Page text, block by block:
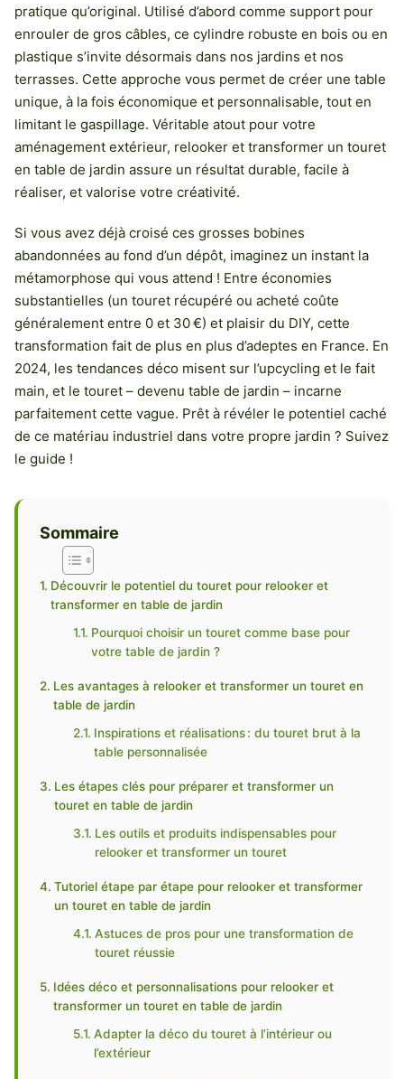
pratique qu’original. Utilisé d’abord comme support pour
enrouler de gros câbles, ce cylindre robuste en bois ou en
plastique s’invite désormais dans nos jardins et nos
terrasses. Cette approche vous permet de créer une table
unique, à la fois économique et personnalisable, tout en
limitant le gaspillage. Véritable atout pour votre
aménagement extérieur, relooker et transformer un touret
en table de jardin assure un résultat durable, facile à
réaliser, et valorise votre créativité.
Si vous avez déjà croisé ces grosses bobines
abandonnées au fond d’un dépôt, imaginez un instant la
métamorphose qui vous attend ! Entre économies
substantielles (un touret récupéré ou acheté coûte
généralement entre 0 et 30 €) et plaisir du DIY, cette
transformation fait de plus en plus d’adeptes en France. En
2024, les tendances déco misent sur l’upcycling et le fait
main, et le touret – devenu table de jardin – incarne
parfaitement cette vague. Prêt à révéler le potentiel caché
de ce matériau industriel dans votre propre jardin ? Suivez
le guide !
Sommaire
Découvrir le potentiel du touret pour relooker et
transformer en table de jardin
Pourquoi choisir un touret comme base pour
votre table de jardin ?
Les avantages à relooker et transformer un touret en
table de jardin
Inspirations et réalisations : du touret brut à la
table personnalisée
Les étapes clés pour préparer et transformer un
touret en table de jardin
Les outils et produits indispensables pour
relooker et transformer un touret
Tutoriel étape par étape pour relooker et transformer
un touret en table de jardin
Astuces de pros pour une transformation de
touret réussie
Idées déco et personnalisations pour relooker et
transformer un touret en table de jardin
Adapter la déco du touret à l’intérieur ou
l’extérieur